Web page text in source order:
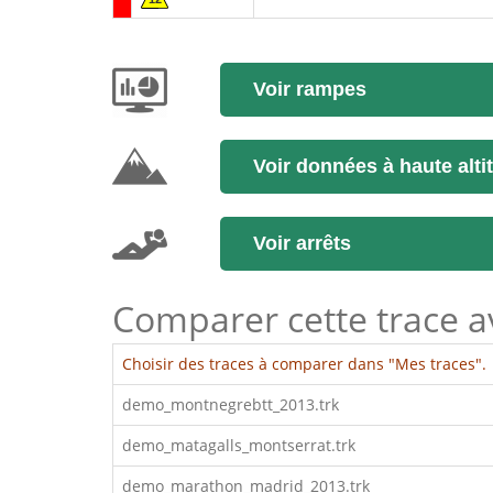
Voir rampes
Voir données à haute
Voir arrêts
Comparer cette trace
Choisir des traces à comparer dans "Mes traces".
demo_montnegrebtt_2013.trk
demo_matagalls_montserrat.trk
demo_marathon_madrid_2013.trk